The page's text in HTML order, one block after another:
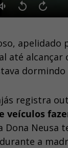
apelidado
até
registra
veículos
Dona Neusa
a